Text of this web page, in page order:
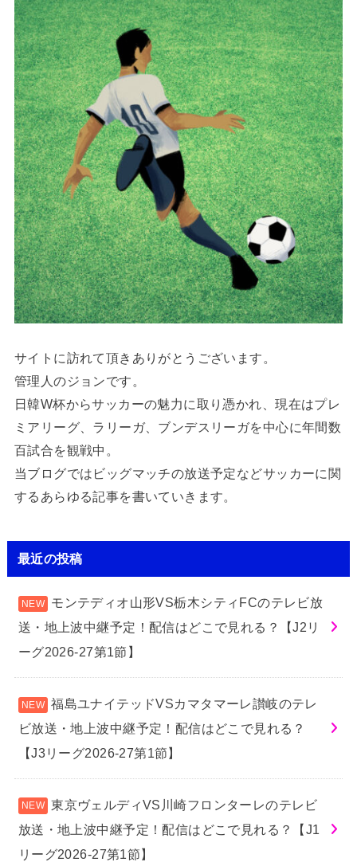
サイトに訪れて頂きありがとうございます。
管理人のジョンです。
日韓W杯からサッカーの魅力に取り憑かれ、現在はプレ
ミアリーグ、ラリーガ、ブンデスリーガを中心に年間数
百試合を観戦中。
当ブログではビッグマッチの放送予定などサッカーに関
するあらゆる記事を書いていきます。
最近の投稿
モンテディオ山形VS栃木シティFCのテレビ放
送・地上波中継予定！配信はどこで見れる？【J2リ
ーグ2026-27第1節】
福島ユナイテッドVSカマタマーレ讃岐のテレ
ビ放送・地上波中継予定！配信はどこで見れる？
【J3リーグ2026-27第1節】
東京ヴェルディVS川崎フロンターレのテレビ
放送・地上波中継予定！配信はどこで見れる？【J1
リーグ2026-27第1節】